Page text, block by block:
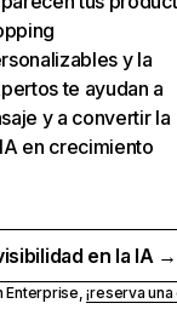
y la
te ayudan a
y a convertir la
en crecimiento
en la IA →
Enterprise,¡reserva